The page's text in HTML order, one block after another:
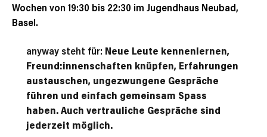
Wochen von 19:30 bis 22:30 im Jugendhaus Neubad,
Basel.
anyway steht für: Neue Leute kennenlernen,
Freund:innenschaften knüpfen, Erfahrungen
austauschen, ungezwungene Gespräche
führen und einfach gemeinsam Spass
haben. Auch vertrauliche Gespräche sind
jederzeit möglich.